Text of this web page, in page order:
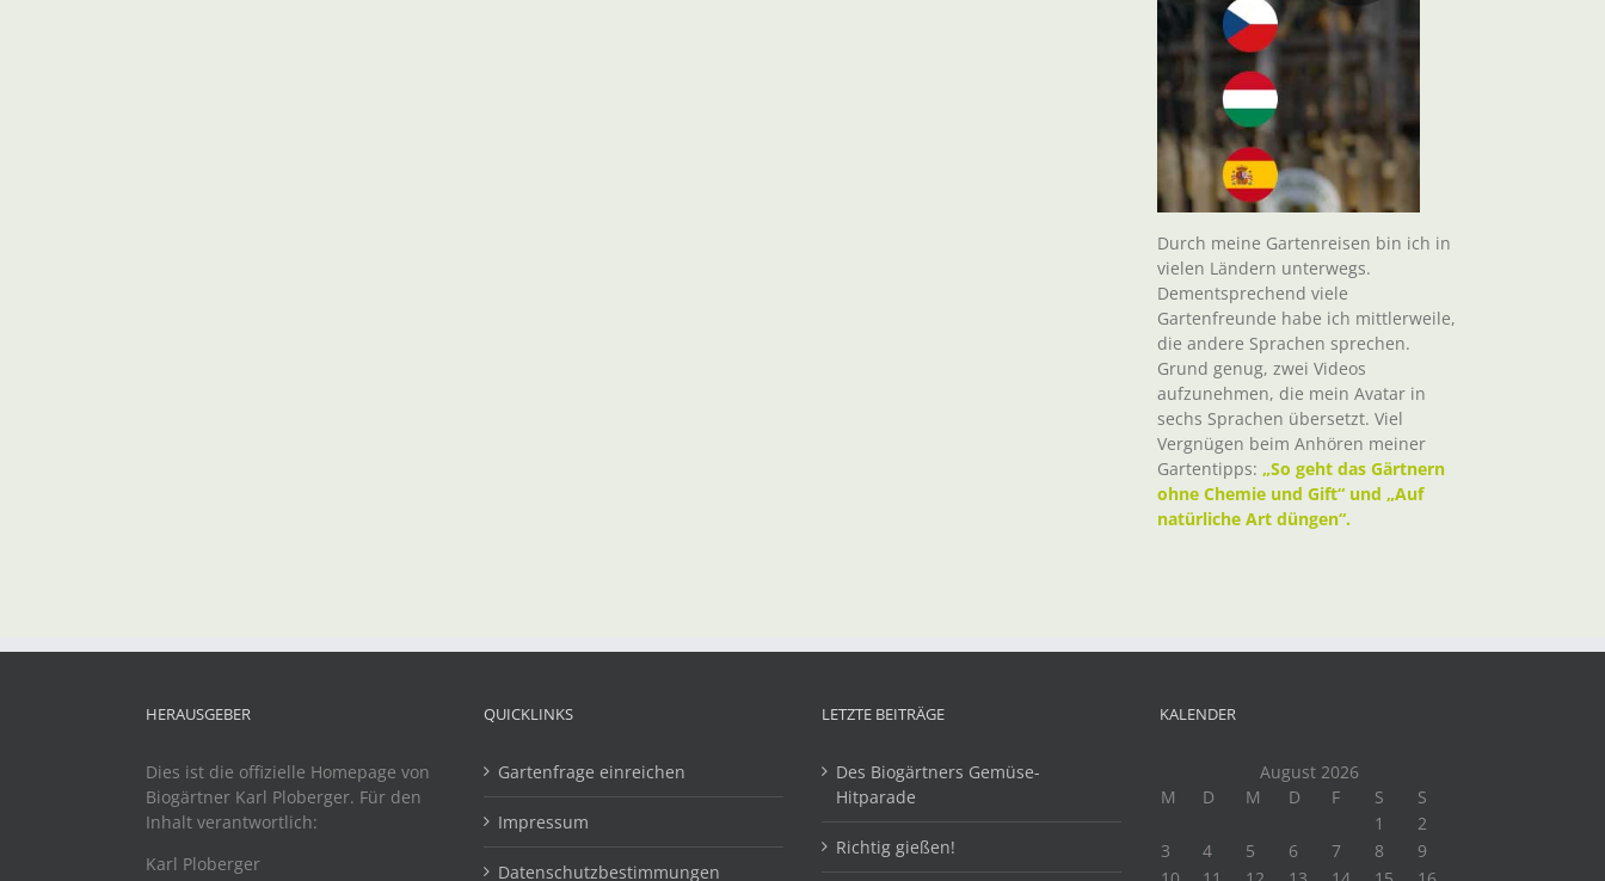
Durch meine Gartenreisen bin ich in
vielen Ländern unterwegs.
Dementsprechend viele
Gartenfreunde habe ich mittlerweile,
die andere Sprachen sprechen.
Grund genug, zwei Videos
aufzunehmen, die mein Avatar in
sechs Sprachen übersetzt. Viel
Vergnügen beim Anhören meiner
Gartentipps: „So geht das Gärtnern
ohne Chemie und Gift“ und „Auf
natürliche Art düngen“.
HERAUSGEBER
Dies ist die offizielle Homepage von
Biogärtner Karl Ploberger. Für den
Inhalt verantwortlich:
Karl Ploberger
QUICKLINKS
Gartenfrage einreichen
Impressum
Datenschutzbestimmungen
LETZTE BEITRÄGE
Des Biogärtners Gemüse-
Hitparade
Richtig gießen!
KALENDER
August 2026
M
D M D F S
S
1
2
3
4 5 6 7 8
9